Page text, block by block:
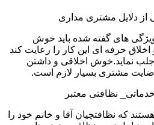
دلایل مشتری مداری
های گفته شده باید خوش
حرفه ای این کار را رعایت کند
نماید.خوش اخلاقی و داشتن
مشتری بسیار لازم است.
نظافتی معتبر
که نظافتچیان آقا و خانم خود را